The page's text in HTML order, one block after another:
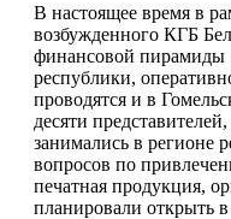
В настоящее время в
возбужденного КГБ
финансовой
республики,
проводятся и в
десяти
занимались в регионе
вопросов по
печатная продукция,
планировали открыть